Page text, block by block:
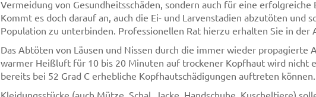
Vermeidung von Gesundheitsschäden, sondern auch für eine erfolgreiche
Kommt es doch darauf an, auch die Ei- und Larvenstadien abzutöten und
Population zu unterbinden. Professionellen Rat hierzu erhalten Sie in der
Das Abtöten von Läusen und Nissen durch die immer wieder propagierte
warmer Heißluft für 10 bis 20 Minuten auf trockener Kopfhaut wird nicht
bereits bei 52 Grad C erhebliche Kopfhautschädigungen auftreten können.
Kleidungsstücke (auch Mütze, Schal, Jacke, Handschuhe, Kuscheltiere)